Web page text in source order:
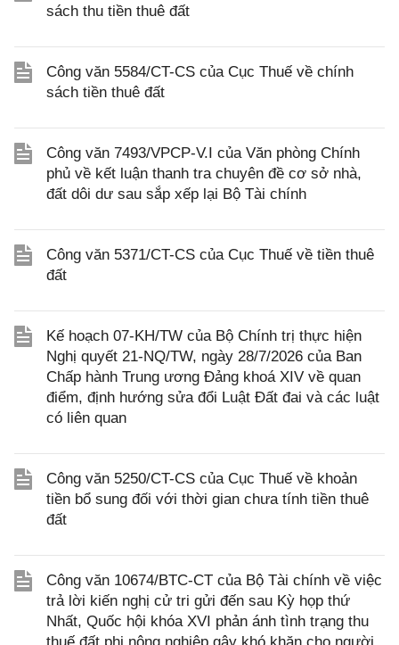
sách thu tiền thuê đất
Công văn 5584/CT-CS của Cục Thuế về chính
sách tiền thuê đất
Công văn 7493/VPCP-V.I của Văn phòng Chính
phủ về kết luận thanh tra chuyên đề cơ sở nhà,
đất dôi dư sau sắp xếp lại Bộ Tài chính
Công văn 5371/CT-CS của Cục Thuế về tiền thuê
đất
Kế hoạch 07-KH/TW của Bộ Chính trị thực hiện
Nghị quyết 21-NQ/TW, ngày 28/7/2026 của Ban
Chấp hành Trung ương Đảng khoá XIV về quan
điểm, định hướng sửa đổi Luật Đất đai và các luật
có liên quan
Công văn 5250/CT-CS của Cục Thuế về khoản
tiền bổ sung đối với thời gian chưa tính tiền thuê
đất
Công văn 10674/BTC-CT của Bộ Tài chính về việc
trả lời kiến nghị cử tri gửi đến sau Kỳ họp thứ
Nhất, Quốc hội khóa XVI phản ánh tình trạng thu